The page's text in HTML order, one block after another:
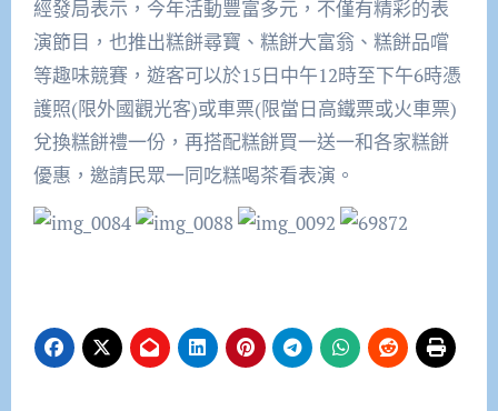
經發局表示，今年活動豐富多元，不僅有精彩的表
演節目，也推出糕餅尋寶、糕餅大富翁、糕餅品嚐
等趣味競賽，遊客可以於15日中午12時至下午6時憑
護照(限外國觀光客)或車票(限當日高鐵票或火車票)
兌換糕餅禮一份，再搭配糕餅買一送一和各家糕餅
優惠，邀請民眾一同吃糕喝茶看表演。